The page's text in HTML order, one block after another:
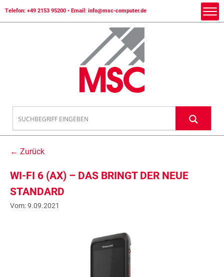
Telefon: +49 2153 95200 • Email: info@msc-computer.de
← Zurück
WI-FI 6 (AX) – DAS BRINGT DER NEUE
STANDARD
Vom: 9.09.2021